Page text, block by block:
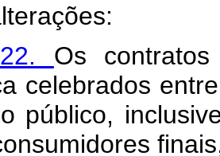
Os
celebrados
público,